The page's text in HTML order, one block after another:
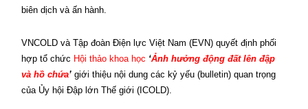
biên dịch và ấn hành.
VNCOLD và Tập đoàn Điện lực Việt Nam (EVN) quyết định phối
hợp tổ chức Hội thảo khoa học ‘Ảnh hưởng động đất lên đập
và hồ chứa’ giới thiệu nội dung các kỷ yếu (bulletin) quan trọng
của Ủy hội Đập lớn Thế giới (ICOLD).